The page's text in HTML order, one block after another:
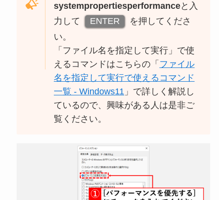
systempropertiesperformanceと入
力して
ENTER
を押してくださ
い。
「ファイル名を指定して実行」で使
えるコマンドはこちらの「 ファイル
名を指定して実行で使えるコマンド
一覧 - Windows11 」で詳しく解説し
ているので、興味がある人は是非ご
覧ください。